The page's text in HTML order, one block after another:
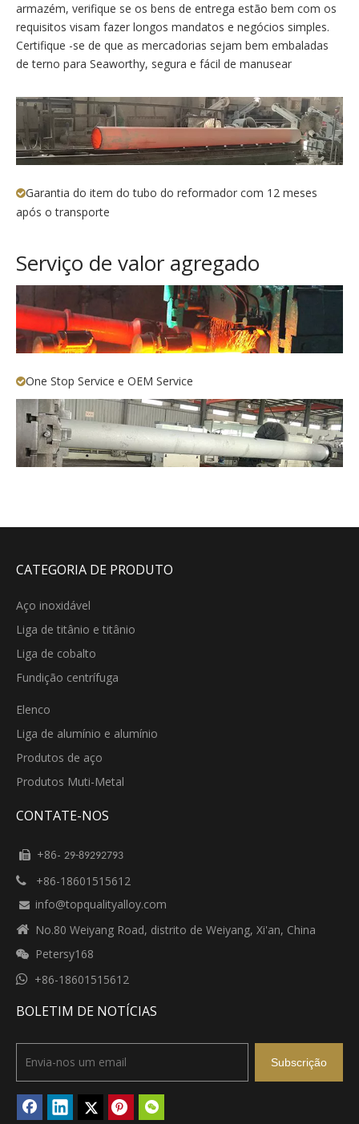
armazém, verifique se os bens de entrega estão bem com os
requisitos visam fazer longos mandatos e negócios simples.
Certifique -se de que as mercadorias sejam bem embaladas
de terno para Seaworthy, segura e fácil de manusear
Garantia do item do tubo do reformador com 12 meses
após o transporte
Serviço de valor agregado
One Stop Service e OEM Service
CATEGORIA DE PRODUTO
Aço inoxidável
Liga de titânio e titânio
Liga de cobalto
Fundição centrífuga
Elenco
Liga de alumínio e alumínio
Produtos de aço
Produtos Muti-Metal
CONTATE-NOS
 +86- 29-89292793
 +86-18601515612
 info@topqualityalloy.com
 No.80 Weiyang Road, distrito de Weiyang, Xi'an, China
 Petersy168
 +86-18601515612
BOLETIM DE NOTÍCIAS
Subscrição